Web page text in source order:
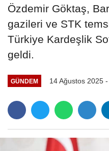
Özdemir Göktaş,
gazileri ve STK
Türkiye Kardeşlik
geldi.
GÜNDEM 14 Ağustos 2025